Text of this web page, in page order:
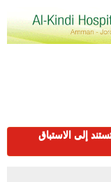
إلى الاستباق